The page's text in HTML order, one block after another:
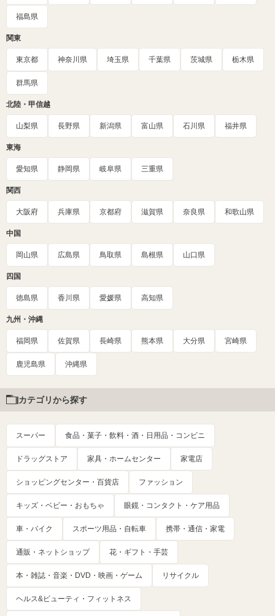
福島県
関東
東京都 神奈川県 埼玉県 千葉県 茨城県 栃木県
群馬県
北陸・甲信越
山梨県 長野県 新潟県 富山県 石川県 福井県
東海
愛知県 静岡県 岐阜県 三重県
関西
大阪府 兵庫県 京都府 滋賀県 奈良県 和歌山県
中国
岡山県 広島県 鳥取県 島根県 山口県
四国
徳島県 香川県 愛媛県 高知県
九州・沖縄
福岡県 佐賀県 長崎県 熊本県 大分県 宮崎県
鹿児島県 沖縄県
カテゴリから探す
スーパー 食品・菓子・飲料・酒・日用品・コンビニ
ドラッグストア 家具・ホームセンター 家電店
ショッピングセンター・百貨店 ファッション
キッズ・ベビー・おもちゃ 眼鏡・コンタクト・ケア用品
車・バイク スポーツ用品・自転車 携帯・通信・家電
通販・ネットショップ 花・ギフト・手芸
本・雑誌・音楽・DVD・映画・ゲーム リサイクル
ヘルス&ビューティ・フィットネス